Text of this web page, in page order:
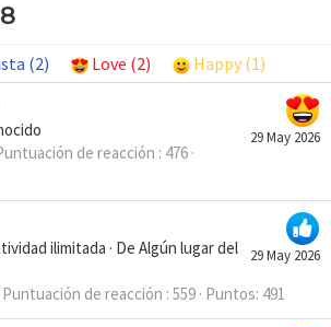
(2) Love (2) Happy (1)
29 May 2026
de reacción 476
29 May 2026
ilimitada · De Algún lugar del
Puntuación de reacción 559 Puntos 491